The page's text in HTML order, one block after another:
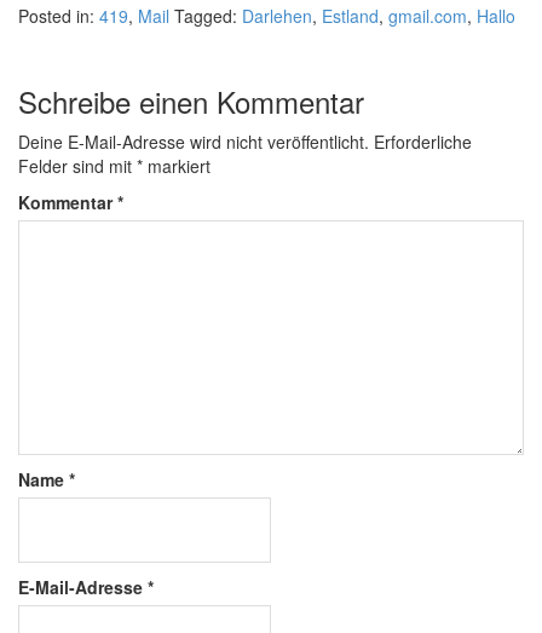
Posted in: 419, Mail Tagged: Darlehen, Estland, gmail.com, Hallo
Schreibe einen Kommentar
Deine E-Mail-Adresse wird nicht veröffentlicht. Erforderliche
Felder sind mit * markiert
Kommentar*
Name *
E-Mail-Adresse *